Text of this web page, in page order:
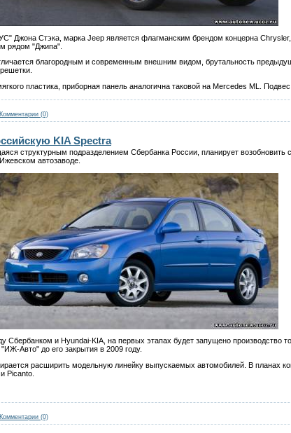
Джона Стэка, марка Jeep является флагманским брендом концерна
рядом "Джипа".
благородным и современным внешним видом, брутальность
пластика, приборная панель аналогична таковой на Mercedes ML. Подвес
Комментарии (0)
KIA Spectra
структурным подразделением Сбербанка России, планирует возобновить
автозаводе.
Сбербанком и Hyundai-KIA, на первых этапах будет запущено производство
Авто" до его закрытия в 2009 году.
расширить модельную линейку выпускаемых автомобилей. В планах
Picanto.
Комментарии (0)